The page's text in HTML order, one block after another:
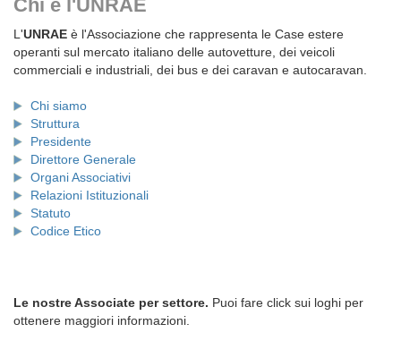
Chi è l'UNRAE
L'UNRAE è l'Associazione che rappresenta le Case estere
operanti sul mercato italiano delle autovetture, dei veicoli
commerciali e industriali, dei bus e dei caravan e autocaravan.
Chi siamo
Struttura
Presidente
Direttore Generale
Organi Associativi
Relazioni Istituzionali
Statuto
Codice Etico
Le nostre Associate per settore. Puoi fare click sui loghi per
ottenere maggiori informazioni.